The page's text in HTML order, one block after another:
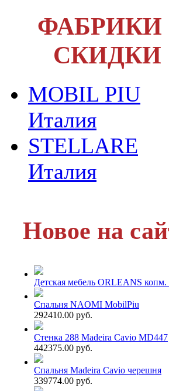
ФАБРИКИ
СКИДКИ
MOBIL PIU
Италия
STELLARE
Италия
Новое на
Детская мебель ORLEANS копм.
Спальня NAOMI MobilPiu
292410.00 руб.
Стенка 288 Madeira Cavio MD447
442375.00 руб.
Спальня Madeira Cavio черешня
339774.00 руб.